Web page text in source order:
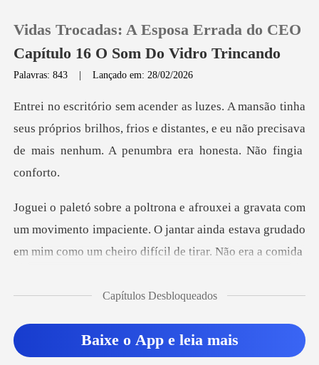
0
Loja
Sair
Vidas Trocadas: A Esposa Errada do CEO
Capítulo 16 O Som Do Vidro Trincando
Palavras: 843 |Lançado em: 28/02/2026
eus próprios brilhos, frios e distantes, e eu não precisava
m
um movimento impaciente. O jantar ainda estava grudado
Capítulos Desbloqueados
Baixe o App e leia mais